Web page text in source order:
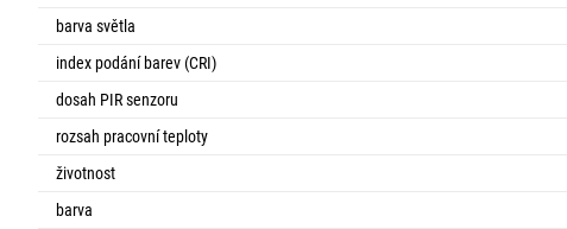
barva světla
index podání barev (CRI)
dosah PIR senzoru
rozsah pracovní teploty
životnost
barva